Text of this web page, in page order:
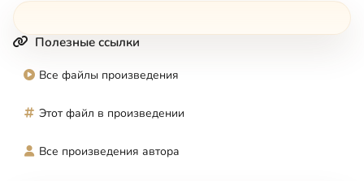
Полезные ссылки
Все файлы произведения
Этот файл в произведении
Все произведения автора